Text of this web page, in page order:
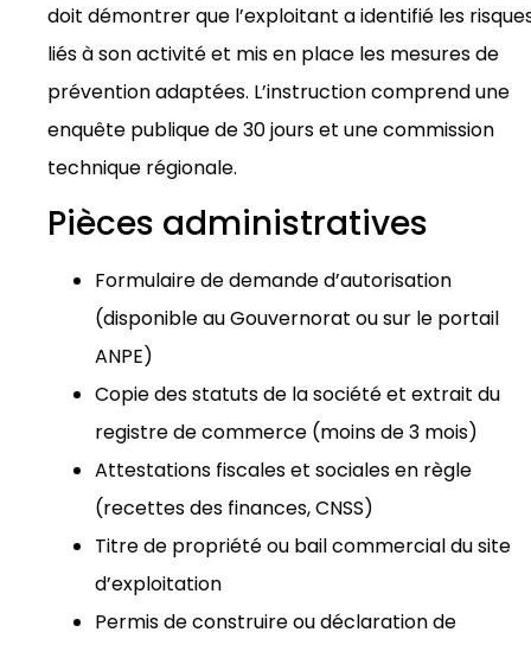
doit démontrer que l’exploitant a identifié les
liés à son activité et mis en place les mesures de
prévention adaptées. L’instruction comprend une
enquête publique de 30 jours et une commission
technique régionale.
Pièces administratives
Formulaire de demande d’autorisation
(disponible au Gouvernorat ou sur le portail
ANPE)
Copie des statuts de la société et extrait du
registre de commerce (moins de 3 mois)
Attestations fiscales et sociales en règle
(recettes des finances, CNSS)
Titre de propriété ou bail commercial du site
d’exploitation
Permis de construire ou déclaration de